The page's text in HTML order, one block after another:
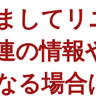
して
の情報
る場